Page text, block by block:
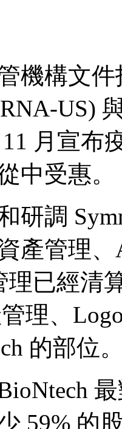
機構文
US)
月宣布
中受惠。
研調
產管理、
理已經清
理、
的部位
59% 的